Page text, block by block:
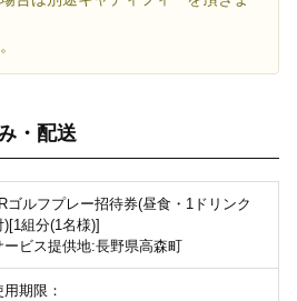
・配送
ゴルフプレー招待券(昼食・1ドリンク
)[1組分(1名様)]
ービス提供地:長野県高森町
用期限：